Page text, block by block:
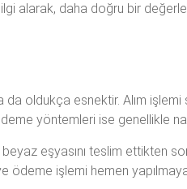
alarak, daha doğru bir
oldukça esnektir. Alım işlemi
yöntemleri ise genellikle
eşyasını teslim ettikten
ödeme işlemi hemen